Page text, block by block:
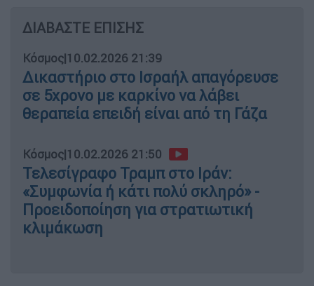
ΔΙΑΒΑΣΤΕ ΕΠΙΣΗΣ
Κόσμος|10.02.2026 21:39
Δικαστήριο στο Ισραήλ απαγόρευσε
σε 5χρονο με καρκίνο να λάβει
θεραπεία επειδή είναι από τη Γάζα
Κόσμος|10.02.2026 21:50
Τελεσίγραφο Τραμπ στο Ιράν:
«Συμφωνία ή κάτι πολύ σκληρό» -
Προειδοποίηση για στρατιωτική
κλιμάκωση